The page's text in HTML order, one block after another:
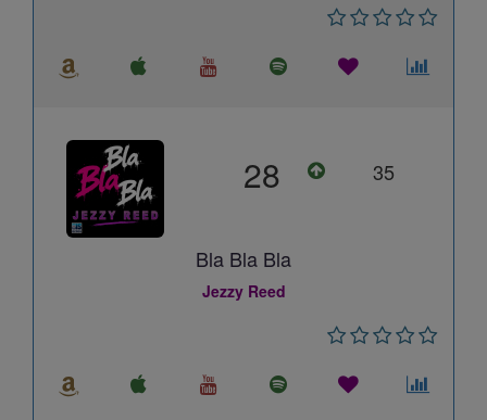
28 35
Bla Bla Bla
Jezzy Reed